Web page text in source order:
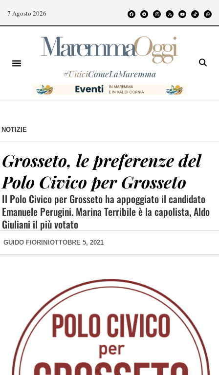
7 Agosto 2026
#UniciComeLaMaremma
NOTIZIE
Grosseto, le preferenze del
Polo Civico per Grosseto
Il Polo Civico per Grosseto ha appoggiato il candidato
Emanuele Perugini. Marina Terribile è la capolista, Aldo
Giuliani il più votato
GUIDO FIORINI OTTOBRE 5, 2021